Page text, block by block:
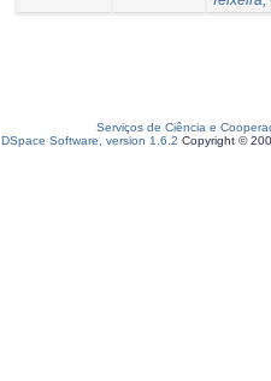
Serviços de Ciência e
DSpace Software, version 1.6.2 Copyright ©